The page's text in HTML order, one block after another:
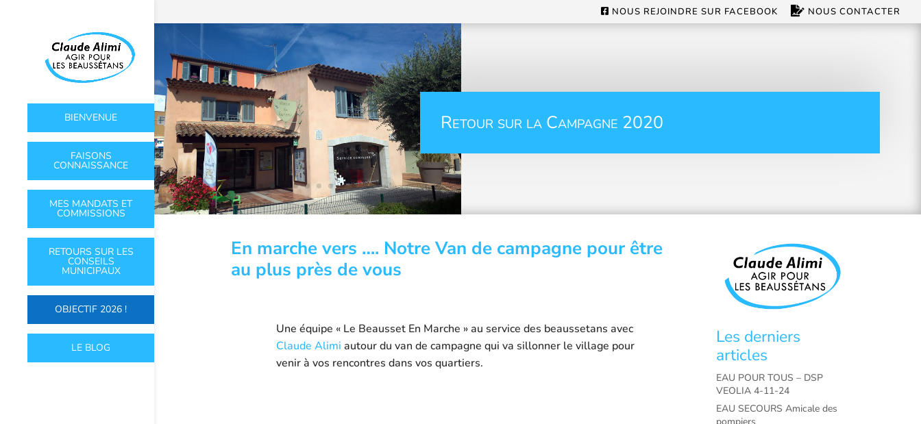
NOUS REJOINDRE SUR FACEBOOK NOUS CONTACTER
BIENVENUE
FAISONS
CONNAISSANCE
MES MANDATS ET
COMMISSIONS
RETOURS SUR LES
CONSEILS
MUNICIPAUX
OBJECTIF 2026 !
LE BLOG
Retour sur la Campagne 2020
En marche vers …. Notre Van de campagne pour être
au plus près de vous
Une équipe « Le Beausset En Marche » au service des beaussetans avec
Claude Alimi autour du van de campagne qui va sillonner le village pour
venir à vos rencontres dans vos quartiers.
Les derniers
articles
EAU POUR TOUS – DSP
VEOLIA 4-11-24
EAU SECOURS Amicale des